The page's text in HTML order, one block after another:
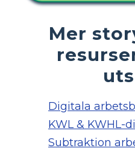
Mer
Digitala
KWL & KWHL-
Subtraktion